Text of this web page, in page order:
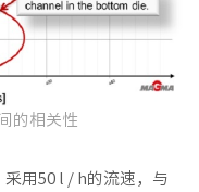
的相关性
用50 l / h的流速，与